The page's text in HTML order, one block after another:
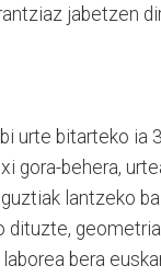
jabetzen
urte bitarteko ia
gora-behera,
lantzeko
dituzte,
bera